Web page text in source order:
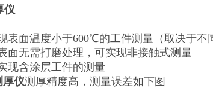
仪
表面温度小于600℃的工件测量（取决于不
面无需打磨处理，可实现非接触式测量
现含涂层工件的测量
厚仪测厚精度高，测量误差如下图